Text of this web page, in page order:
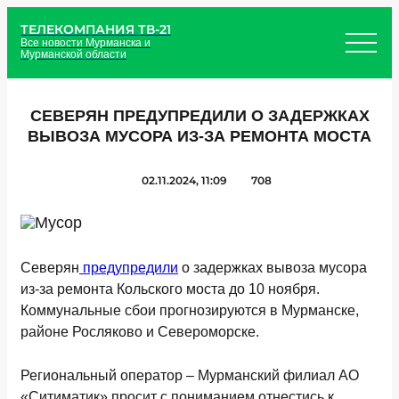
ТЕЛЕКОМПАНИЯ ТВ-21
Все новости Мурманска и
Мурманской области
СЕВЕРЯН ПРЕДУПРЕДИЛИ О ЗАДЕРЖКАХ
ВЫВОЗА МУСОРА ИЗ-ЗА РЕМОНТА МОСТА
02.11.2024, 11:09 708
Северян предупредили о задержках вывоза мусора
из-за ремонта Кольского моста до 10 ноября.
Коммунальные сбои прогнозируются в Мурманске,
районе Росляково и Североморске.
Региональный оператор – Мурманский филиал АО